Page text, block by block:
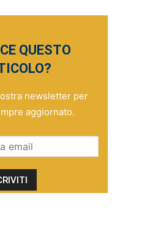
QUESTO
newsletter per
aggiornato.